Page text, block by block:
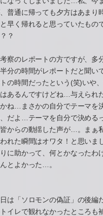
普通に帰っても夕方はあまり
早く帰れると思っていたもの
？
察のレポートの方ですが、多
分の時間がレポートだと聞い
の時間だったという(笑)いや
あるんですけどね…与えられ
ね…まさかの自分でテーマを
だよ…テーマを自分で決める
からの動揺した声が…。まぁ
れた瞬間はオワタ！と思いま
に助かって、何とかなったわ
とよかった…。
は「ソロモンの偽証」の後編
イレで観れなかったところも